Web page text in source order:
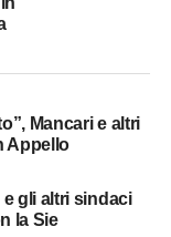
Mancari e altri
Appello
gli altri sindaci
la Sie